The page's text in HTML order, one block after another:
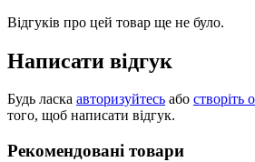
Відгуків про цей товар ще не було.
Написати відгук
Будь ласка авторизуйтесь або створіть
того, щоб написати відгук.
Рекомендовані товари